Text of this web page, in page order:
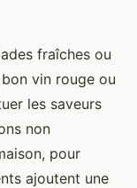
fraîches ou
vin rouge ou
les saveurs
non
pour
ajoutent une